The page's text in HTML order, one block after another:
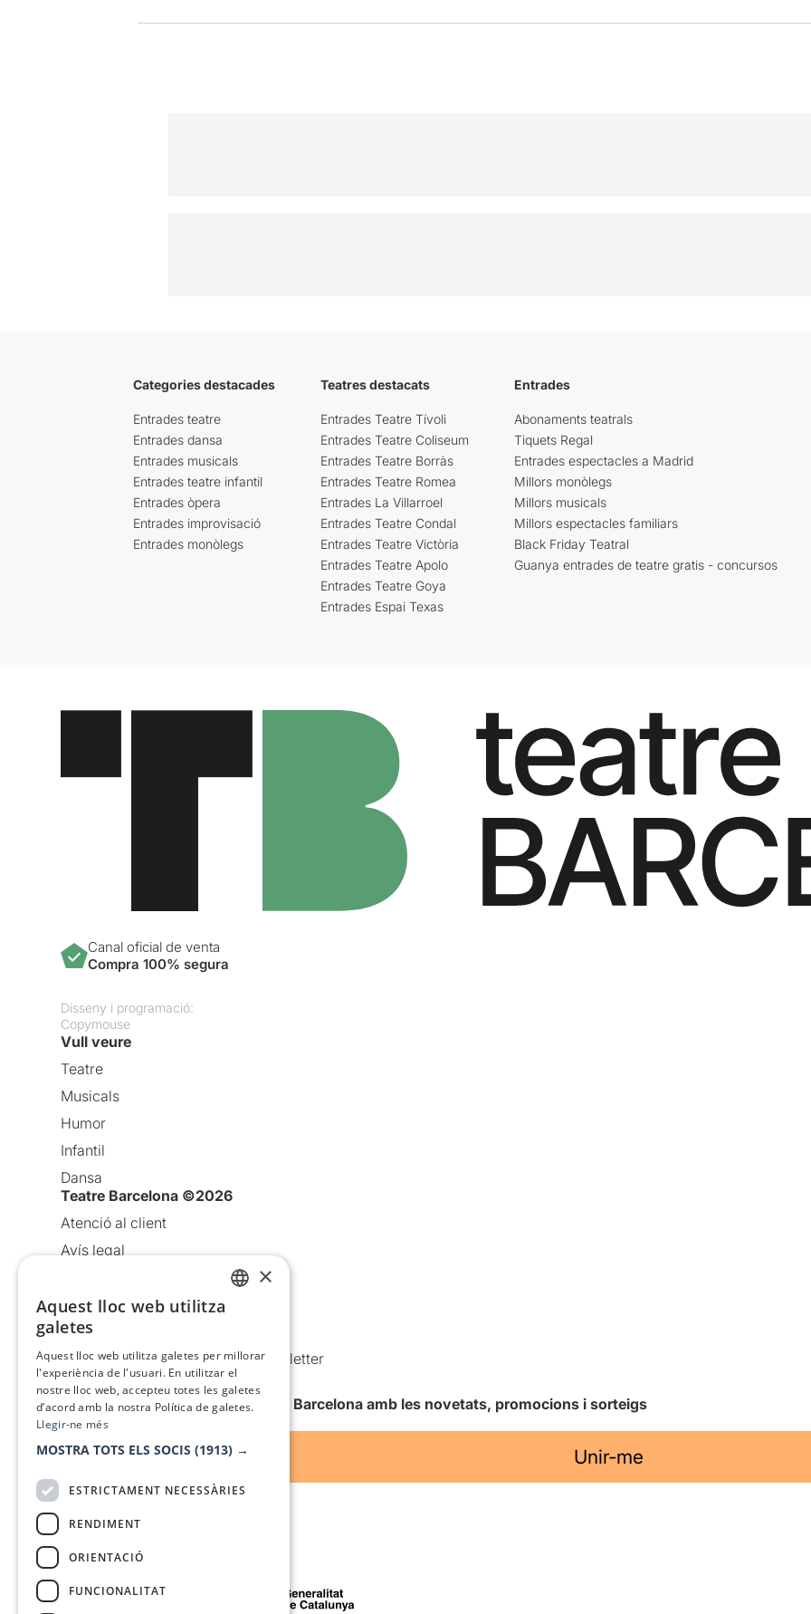
Categories destacades
Entrades teatre
Entrades dansa
Entrades musicals
Entrades teatre infantil
Entrades òpera
Entrades improvisació
Entrades monòlegs
Teatres destacats
Entrades Teatre Tívoli
Entrades Teatre Coliseum
Entrades Teatre Borràs
Entrades Teatre Romea
Entrades La Villarroel
Entrades Teatre Condal
Entrades Teatre Victòria
Entrades Teatre Apolo
Entrades Teatre Goya
Entrades Espai Texas
Entrades
Abonaments teatrals
Tiquets Regal
Entrades espectacles a Madrid
Millors monòlegs
Millors musicals
Millors espectacles familiars
Black Friday Teatral
Guanya entrades de teatre gratis - concursos
Canal oficial de venta
Compra 100% segura
Disseny i programació:
Copymouse
Vull veure
Teatre
Musicals
Humor
Infantil
Dansa
Teatre Barcelona ©2026
Atenció al client
Avís legal
Política de cookies
Condicions d’ús
Comunicacions comercials i Newsletter
Anuncia’t
Vull rebre la newsletter de Teatre Barcelona amb les novetats, promocions i sorteigs
Unir-me
Amb el suport de
×
Aquest lloc web utilitza
galetes
Aquest lloc web utilitza galetes per millorar
l'experiència de l'usuari. En utilitzar el
nostre lloc web, accepteu totes les galetes
d’acord amb la nostra Política de galetes.
Llegir-ne més
MOSTRA TOTS ELS SOCIS (1913) →
ESTRICTAMENT NECESSÀRIES
RENDIMENT
ORIENTACIÓ
FUNCIONALITAT